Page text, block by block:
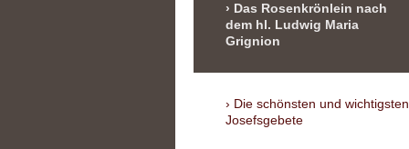
Das Rosenkrönlein nach
dem hl. Ludwig Maria
Grignion
Die schönsten und wichtigsten
Josefsgebete